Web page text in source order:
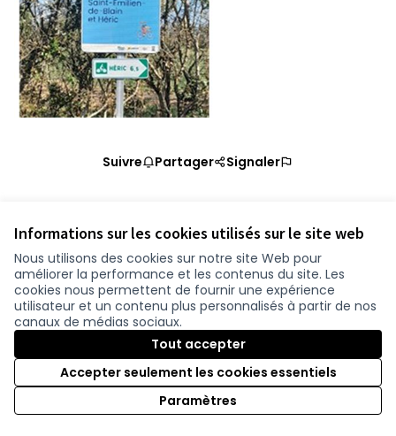
Informations sur les cookies utilisés sur le site web
Nous utilisons des cookies sur notre site Web pour
améliorer la performance et les contenus du site. Les
cookies nous permettent de fournir une expérience
utilisateur et un contenu plus personnalisés à partir de nos
canaux de médias sociaux.
Tout accepter
Accepter seulement les cookies essentiels
Paramètres
Suivre Partager Signaler
Conditions d'utilisation
Paramètres des cookies
participer.loire-atlantique.fr sur Facebook
(Nouvelle fenêtre)
participer.loire-atlantique.fr sur Instagram
(Nouvelle fenêtre)
participer.loire-atlantique.fr sur YouTube
(Nouvelle fenêtre)
Site réalisé grâce aulogiciel libre Decidim
(Nouvelle fenêtre)
.
Licence
(Nouvelle